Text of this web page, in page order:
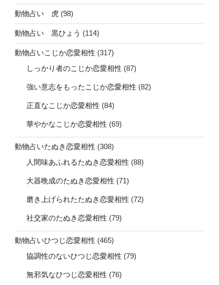
動物占い 虎 (98)
動物占い 黒ひょう (114)
動物占いこじか恋愛相性 (317)
しっかり者のこじか恋愛相性 (87)
強い意志をもったこじか恋愛相性 (82)
正直なこじか恋愛相性 (84)
華やかなこじか恋愛相性 (69)
動物占いたぬき恋愛相性 (308)
人間味あふれるたぬき恋愛相性 (88)
大器晩成のたぬき恋愛相性 (71)
磨き上げられたたぬき恋愛相性 (72)
社交家のたぬき恋愛相性 (79)
動物占いひつじ恋愛相性 (465)
協調性のないひつじ恋愛相性 (79)
無邪気なひつじ恋愛相性 (76)